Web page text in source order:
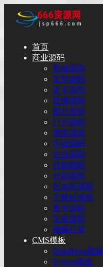
首页
商业源码
商城源码
支付源码
发卡源码
直播源码
图片源码
门户源码
淘客源码
小说源码
企业源码
代刷源码
分销源码
区块链源码
下载站源码
发卡源码
安卓源码
视频打赏
CMS模板
WordPress模板
Ecshop模板